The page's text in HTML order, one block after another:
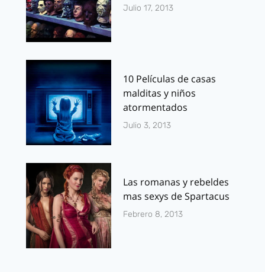
Julio 17, 2013
10 Películas de casas
malditas y niños
atormentados
Julio 3, 2013
Las romanas y rebeldes
mas sexys de Spartacus
Febrero 8, 2013